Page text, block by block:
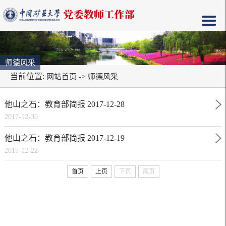
师德风采
当前位置: 网站首页 -> 师德风采
他山之石：教育部简报 2017-12-28
2017-12-30
他山之石：教育部简报 2017-12-19
2017-12-22
首页 上页 下页 尾页